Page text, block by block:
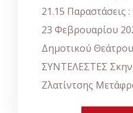
21.15 Παραστάσεις
23 Φεβρουαρίου
Δημοτικού
ΣΥΝΤΕΛΕΣΤΕΣ
Ζλατίντσης